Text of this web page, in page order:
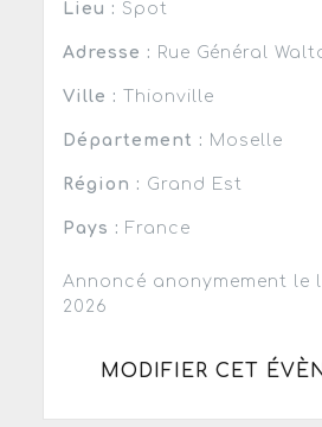
Lieu : Spot
Adresse : Rue Général
Ville : Thionville
Département : Moselle
Région : Grand Est
Pays : France
Annoncé anonymement le
2026
MODIFIER CET